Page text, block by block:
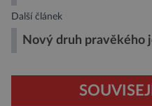
Další článek
Nový druh pravěkého